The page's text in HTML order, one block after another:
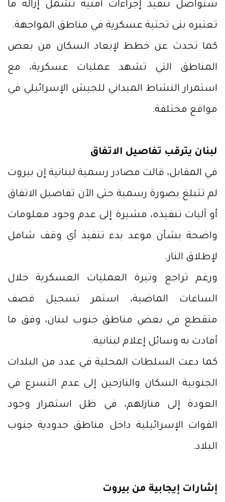
ستواصل تنفيذ إجراءات أمنية تشمل إزالة ما
تعتبره بنى تحتية عسكرية في مناطق المواجهة.
كما تحدث عن خطط لإبعاد السكان من بعض
المناطق التي تشهد عمليات عسكرية، مع
استمرار النشاط الميداني للجيش الإسرائيلي في
مواقع مختلفة.
لبنان يترقب تفاصيل الاتفاق
في المقابل، قالت مصادر رسمية لبنانية إن بيروت
لم تتبلغ بصورة رسمية حتى الآن تفاصيل الاتفاق
أو آليات تنفيذه، مشيرة إلى عدم وجود معلومات
واضحة بشأن موعد بدء تنفيذ أي وقف شامل
لإطلاق النار.
ورغم تراجع وتيرة العمليات العسكرية خلال
الساعات الماضية، استمر تسجيل قصف
متقطع في بعض مناطق جنوب لبنان، وفق ما
أفادت به وسائل إعلام لبنانية.
كما دعت السلطات المحلية في عدد من البلدات
الجنوبية السكان والنازحين إلى عدم التسرع في
العودة إلى منازلهم، في ظل استمرار وجود
القوات الإسرائيلية داخل مناطق حدودية جنوب
البلاد.
إشارات إيجابية من بيروت